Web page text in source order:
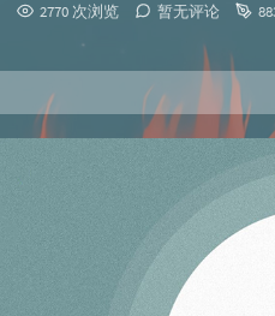
2770 次浏览 暂无评论